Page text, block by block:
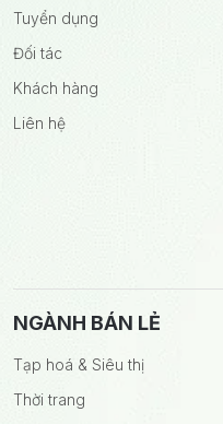
Tuyển dụng
Đối tác
Khách hàng
Liên hệ
NGÀNH BÁN LẺ
Tạp hoá & Siêu thị
Thời trang